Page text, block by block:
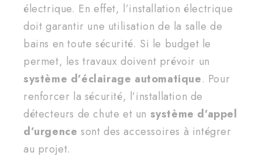
électrique. En effet, l’installation électrique
doit garantir une utilisation de la salle de
bains en toute sécurité. Si le budget le
permet, les travaux doivent prévoir un
système d’éclairage automatique. Pour
renforcer la sécurité, l’installation de
détecteurs de chute et un système d’appel
d’urgence sont des accessoires à intégrer
au projet.